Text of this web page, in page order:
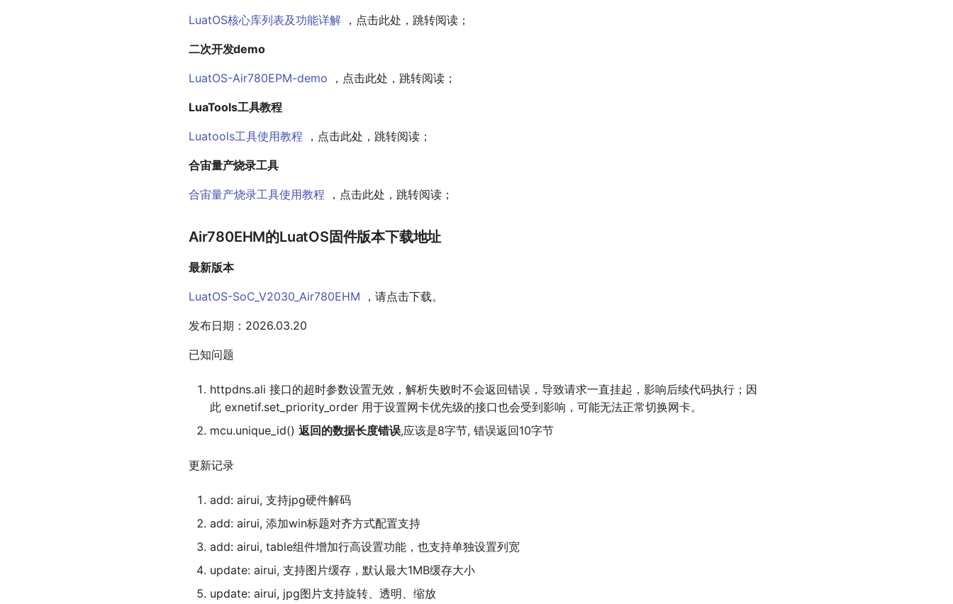
LuatOS核心库列表及功能详解 ，点击此处，跳转阅读；
二次开发demo
LuatOS-Air780EPM-demo ，点击此处，跳转阅读；
LuaTools工具教程
Luatools工具使用教程 ，点击此处，跳转阅读；
合宙量产烧录工具
合宙量产烧录工具使用教程 ，点击此处，跳转阅读；
Air780EHM的LuatOS固件版本下载地址
最新版本
LuatOS-SoC_V2030_Air780EHM ，请点击下载。
发布日期：2026.03.20
已知问题
httpdns.ali 接口的超时参数设置无效，解析失败时不会返回错误，导致请求一直挂起，影响后续代码执行；因
此 exnetif.set_priority_order 用于设置网卡优先级的接口也会受到影响，可能无法正常切换网卡。
mcu.unique_id() 返回的数据长度错误,应该是8字节, 错误返回10字节
更新记录
add: airui, 支持jpg硬件解码
add: airui, 添加win标题对齐方式配置支持
add: airui, table组件增加行高设置功能，也支持单独设置列宽
update: airui, 支持图片缓存，默认最大1MB缓存大小
update: airui, jpg图片支持旋转、透明、缩放